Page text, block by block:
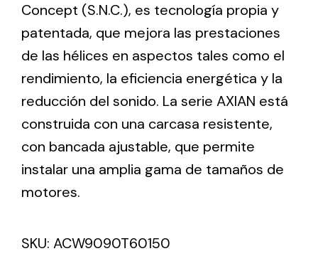
Iluminación Solar
Variedad de soluciones solares para todo tipo
de necesidades.
Solar lighting
Concept (S.N.C.), es tecnología propia y
patentada, que mejora las prestaciones
de las hélices en aspectos tales como el
rendimiento, la eficiencia energética y la
reducción del sonido. La serie AXIAN está
construida con una carcasa resistente,
con bancada ajustable, que permite
instalar una amplia gama de tamaños de
motores.
SKU: ACW9090T60150